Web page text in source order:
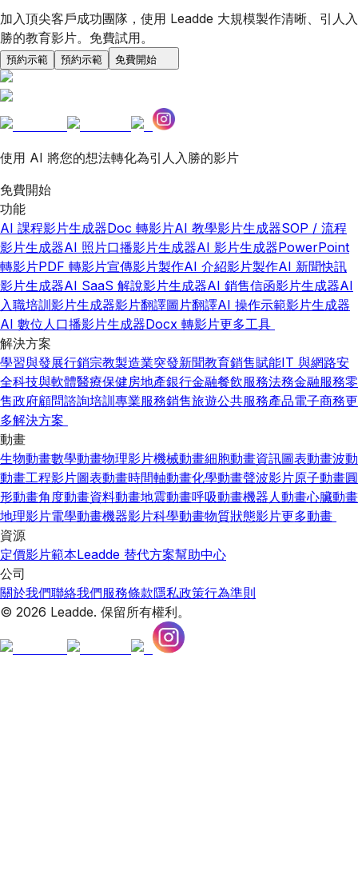
加入頂尖客戶成功團隊，使用 Leadde 大規模製作清晰、引人入
勝的教育影片。免費試用。
預約示範 預約示範 免費開始
使用 AI 將您的想法轉化為引人入勝的影片
免費開始
功能
AI 課程影片生成器Doc 轉影片AI 教學影片生成器SOP / 流程
影片生成器AI 照片口播影片生成器AI 影片生成器PowerPoint
轉影片PDF 轉影片宣傳影片製作AI 介紹影片製作AI 新聞快訊
影片生成器AI SaaS 解說影片生成器AI 銷售信函影片生成器AI
入職培訓影片生成器影片翻譯圖片翻譯AI 操作示範影片生成器
AI 數位人口播影片生成器Docx 轉影片更多工具
解決方案
學習與發展行銷宗教製造業突發新聞教育銷售賦能IT 與網路安
全科技與軟體醫療保健房地產銀行金融餐飲服務法務金融服務零
售政府顧問諮詢培訓專業服務銷售旅遊公共服務產品電子商務更
多解決方案
動畫
生物動畫數學動畫物理影片機械動畫細胞動畫資訊圖表動畫波動
動畫工程影片圖表動畫時間軸動畫化學動畫聲波影片原子動畫圓
形動畫角度動畫資料動畫地震動畫呼吸動畫機器人動畫心臟動畫
地理影片電學動畫機器影片科學動畫物質狀態影片更多動畫
資源
定價影片範本Leadde 替代方案幫助中心
公司
關於我們聯絡我們服務條款隱私政策行為準則
© 2026 Leadde. 保留所有權利。